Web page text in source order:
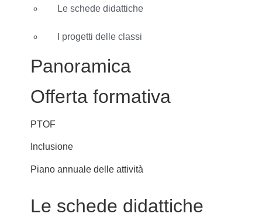
Le schede didattiche
I progetti delle classi
Panoramica
Offerta formativa
PTOF
Inclusione
Piano annuale delle attività
Le schede didattiche